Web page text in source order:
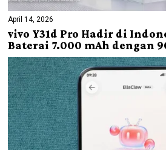
April 14, 2026
vivo Y31d Pro Hadir di
Baterai 7.000 mAh dengan